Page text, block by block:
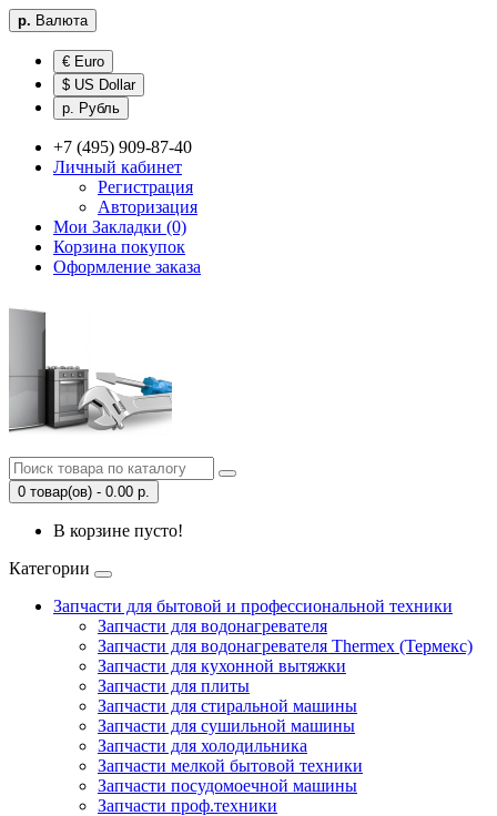
р. Валюта
€ Euro
$ US Dollar
р. Рубль
+7 (495) 909-87-40
Личный кабинет
Регистрация
Авторизация
Мои Закладки (0)
Корзина покупок
Оформление заказа
0 товар(ов) - 0.00 р.
В корзине пусто!
Категории
Запчасти для бытовой и профессиональной техники
Запчасти для водонагревателя
Запчасти для водонагревателя Thermex (Термекс)
Запчасти для кухонной вытяжки
Запчасти для плиты
Запчасти для стиральной машины
Запчасти для сушильной машины
Запчасти для холодильника
Запчасти мелкой бытовой техники
Запчасти посудомоечной машины
Запчасти проф.техники